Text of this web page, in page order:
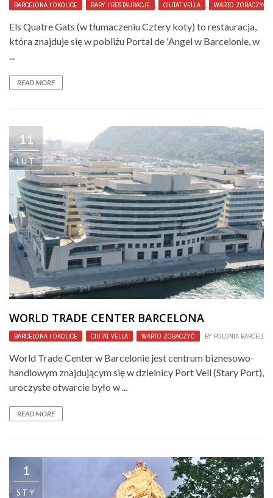
BARCELONA I OKOLICE , BARY I RESTAURACJE , CIUTAT VELLA , WARTO ZOBACZYĆ
Els Quatre Gats (w tłumaczeniu Cztery koty) to restauracja,
która znajduje się w pobliżu Portal de 'Angel w Barcelonie, w
...
READ MORE
11
LUT
WORLD TRADE CENTER BARCELONA
BARCELONA I OKOLICE CIUTAT VELLA WARTO ZOBACZYĆ BY POLONIA
World Trade Center w Barcelonie jest centrum biznesowo-
handlowym znajdującym się w dzielnicy Port Vell (Stary Port),
uroczyste otwarcie było w ...
READ MORE
1
STY